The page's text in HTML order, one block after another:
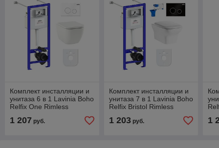
Комплект инсталляции и
унитаза 6 в 1 Lavinia Boho
Relfix One Rimless
1 207 руб.
Комплект инсталляции и
унитаза 7 в 1 Lavinia Boho
Relfix Bristol Rimless
1 203руб. 1